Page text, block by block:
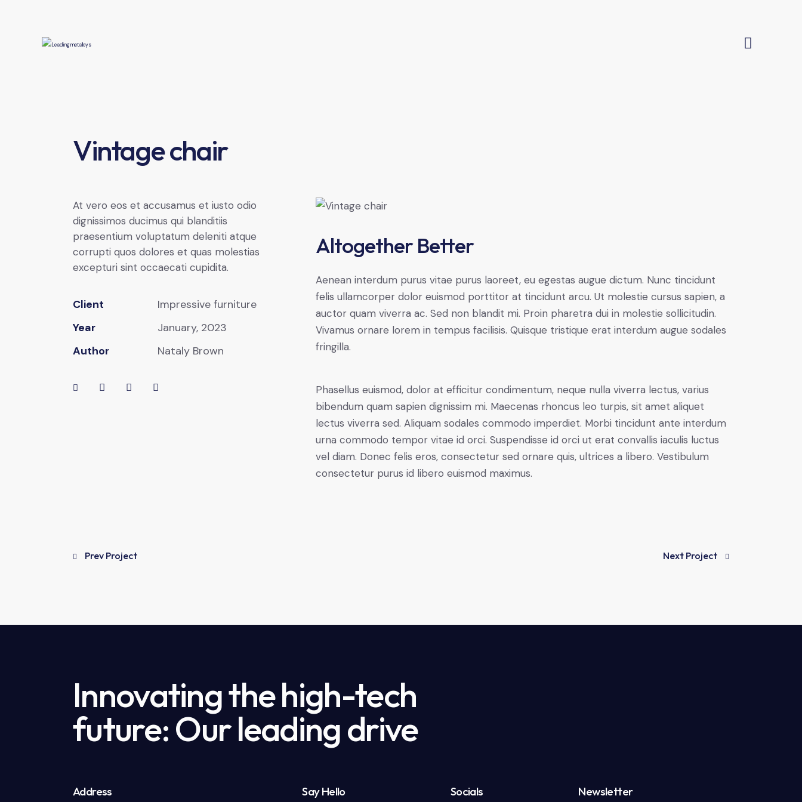
Vintage chair
At vero eos et accusamus et iusto odio
dignissimos ducimus qui blanditiis
praesentium voluptatum deleniti atque
corrupti quos dolores et quas molestias
excepturi sint occaecati cupidita.
Client
Impressive furniture
Year
January, 2023
Author
Nataly Brown
Altogether Better
Aenean interdum purus vitae purus laoreet, eu egestas augue dictum. Nunc tincidunt
felis ullamcorper dolor euismod porttitor at tincidunt arcu. Ut molestie cursus sapien, a
auctor quam viverra ac. Sed non blandit mi. Proin pharetra dui in molestie sollicitudin.
Vivamus ornare lorem in tempus facilisis. Quisque tristique erat interdum augue sodales
fringilla.
Phasellus euismod, dolor at efficitur condimentum, neque nulla viverra lectus, varius
bibendum quam sapien dignissim mi. Maecenas rhoncus leo turpis, sit amet aliquet
lectus viverra sed. Aliquam sodales commodo imperdiet. Morbi tincidunt ante interdum
urna commodo tempor vitae id orci. Suspendisse id orci ut erat convallis iaculis luctus
vel diam. Donec felis eros, consectetur sed ornare quis, ultrices a libero. Vestibulum
consectetur purus id libero euismod maximus.
Prev Project Next Project
Innovating the high-tech
future: Our leading drive
Address Say Hello Socials Newsletter